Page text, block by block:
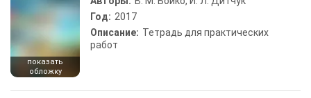
показать
обложку
Год: 2017
Описание: Тетрадь для практических
работ